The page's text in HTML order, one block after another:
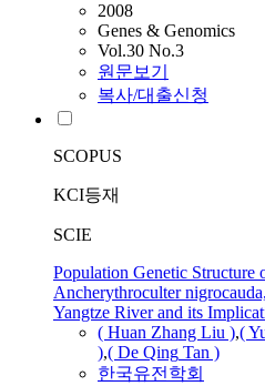
2008
Genes & Genomics
Vol.30 No.3
원문보기
복사/대출신청
SCOPUS
KCI등재
SCIE
Population Genetic
Ancherythroculter
Yangtze River and its
( Huan Zhang Liu ),(
),( De Qing Tan )
한국유전학회